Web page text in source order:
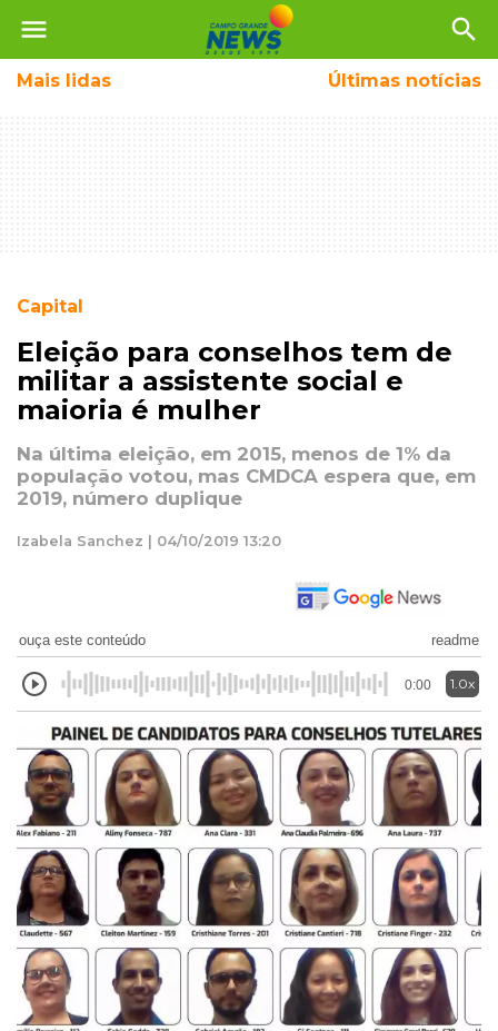
menu search
Mais lidas Últimas notícias
Capital
Eleição para conselhos tem de
militar a assistente social e
maioria é mulher
Na última eleição, em 2015, menos de 1% da
população votou, mas CMDCA espera que, em
2019, número duplique
Izabela Sanchez | 04/10/2019 13:20
ouça este conteúdo readme
0:00 1.0x